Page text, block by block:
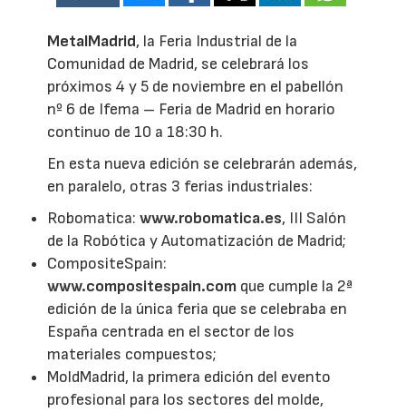
MetalMadrid, la Feria Industrial de la
Comunidad de Madrid, se celebrará los
próximos 4 y 5 de noviembre en el pabellón
nº 6 de Ifema – Feria de Madrid en horario
continuo de 10 a 18:30 h.
En esta nueva edición se celebrarán además,
en paralelo, otras 3 ferias industriales:
Robomatica: www.robomatica.es, III Salón
de la Robótica y Automatización de Madrid;
CompositeSpain:
www.compositespain.com que cumple la 2ª
edición de la única feria que se celebraba en
España centrada en el sector de los
materiales compuestos;
MoldMadrid, la primera edición del evento
profesional para los sectores del molde,